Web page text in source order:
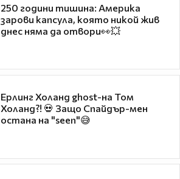
250 години тишина: Америка
зарови капсула, която никой жив
днес няма да отвори👀💥
Ерлинг Холанд ghost-на Том
Холанд?! 💀 Защо Спайдър-мен
остана на "seen"😅